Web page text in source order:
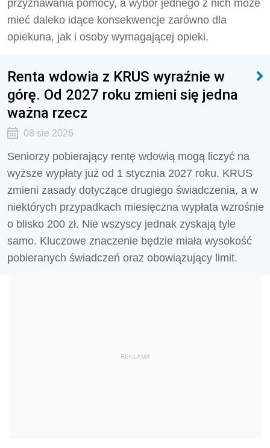
przyznawania pomocy, a wybór jednego z nich może
mieć daleko idące konsekwencje zarówno dla
opiekuna, jak i osoby wymagającej opieki.
Renta wdowia z KRUS wyraźnie w
górę. Od 2027 roku zmieni się jedna
ważna rzecz
08 sie 2026
Seniorzy pobierający rentę wdowią mogą liczyć na
wyższe wypłaty już od 1 stycznia 2027 roku. KRUS
zmieni zasady dotyczące drugiego świadczenia, a w
niektórych przypadkach miesięczna wypłata wzrośnie
o blisko 200 zł. Nie wszyscy jednak zyskają tyle
samo. Kluczowe znaczenie będzie miała wysokość
pobieranych świadczeń oraz obowiązujący limit.
REKLAMA